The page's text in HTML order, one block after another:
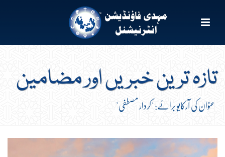
تازہ ترین خبریں اور مضامین
عنوان کی آرکایو برائے: "کردار مصطفی"